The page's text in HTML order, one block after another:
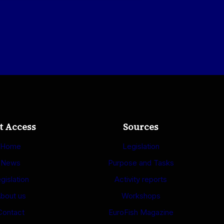
Access
Home
News
us
Sources
Legislation
Purpose and Tasks
Activity reports
Workshops
EuroFish Magazine